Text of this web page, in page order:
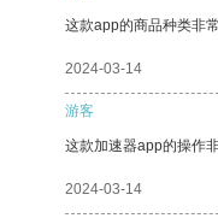
这款app的商品种类非
2024-03-14
游客
这款加速器app的操作
2024-03-14